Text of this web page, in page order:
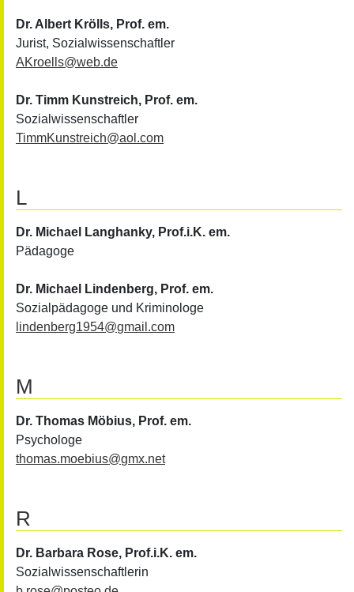
Dr. Albert Krölls, Prof. em.
Jurist, Sozialwissenschaftler
AKroells@web.de
Dr. Timm Kunstreich, Prof. em.
Sozialwissenschaftler
TimmKunstreich@aol.com
L
Dr. Michael Langhanky, Prof.i.K. em.
Pädagoge
Dr. Michael Lindenberg, Prof. em.
Sozialpädagoge und Kriminologe
lindenberg1954@gmail.com
M
Dr. Thomas Möbius, Prof. em.
Psychologe
thomas.moebius@gmx.net
R
Dr. Barbara Rose, Prof.i.K. em.
Sozialwissenschaftlerin